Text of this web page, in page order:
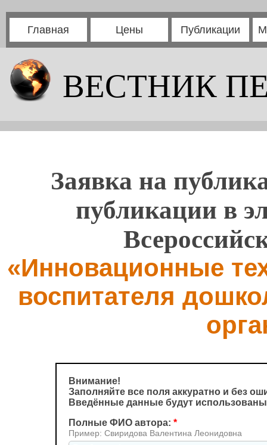
Главная Цены Публикации
ВЕСТНИК
Заявка на
публикации в
«Инновационные
воспитателя
Внимание!
Заполняйте все поля аккуратно и без
Введённые данные будут
Полные ФИО автора: *
Пример: Свиридова Валентина Леонидовна